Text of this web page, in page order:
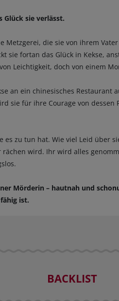
Glück sie verlässt.
Metzgerei, die sie von ihrem
sie fortan das Glück in Kekse,
Leichtigkeit, doch von einem
an ein chinesisches Restaurant
sie für ihre Courage von
es zu tun hat. Wie viel Leid über
wird. Ihr wird alles
Mörderin – hautnah und
ist.
BACKLIST